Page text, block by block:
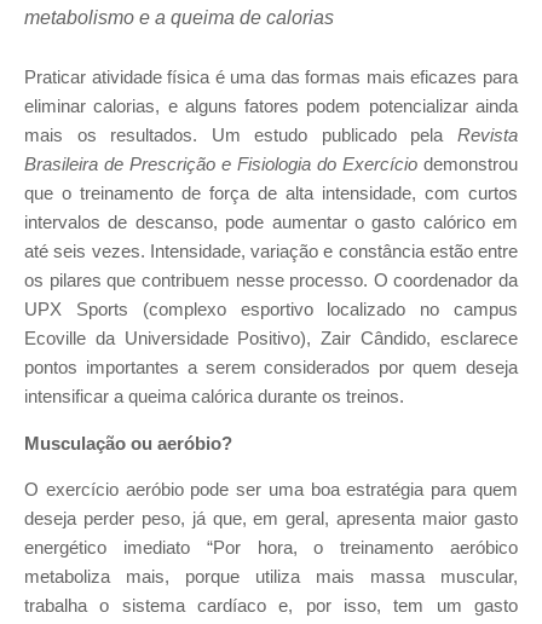
metabolismo e a queima de calorias
Praticar atividade física é uma das formas mais eficazes para
eliminar calorias, e alguns fatores podem potencializar ainda
mais os resultados. Um estudo publicado pela Revista
Brasileira de Prescrição e Fisiologia do Exercício demonstrou
que o treinamento de força de alta intensidade, com curtos
intervalos de descanso, pode aumentar o gasto calórico em
até seis vezes. Intensidade, variação e constância estão entre
os pilares que contribuem nesse processo. O coordenador da
UPX Sports (complexo esportivo localizado no campus
Ecoville da Universidade Positivo), Zair Cândido, esclarece
pontos importantes a serem considerados por quem deseja
intensificar a queima calórica durante os treinos.
Musculação ou aeróbio?
O exercício aeróbio pode ser uma boa estratégia para quem
deseja perder peso, já que, em geral, apresenta maior gasto
energético imediato “Por hora, o treinamento aeróbico
metaboliza mais, porque utiliza mais massa muscular,
trabalha o sistema cardíaco e, por isso, tem um gasto